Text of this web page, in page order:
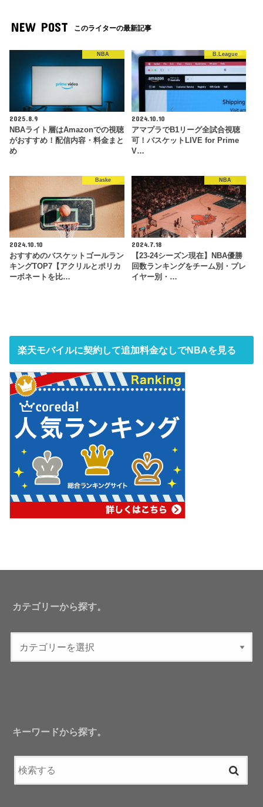
NEW POST このライターの最新記事
NBA
2025.8.9
NBAライト層はAmazonでの視聴
がおすすめ！配信内容・料金まと
め
B.League
2024.10.10
アマプラでB1リーグ全試合視聴
可！バスケットLIVE for Prime
V…
Baske
2024.10.10
おすすめのバスケットゴールラン
キングTOP7【アクリルとポリカ
ーボネートを比…
NBA
2024.7.18
【23-24シーズン現在】NBA優勝
回数ランキングをチーム別・プレ
イヤー別・…
楽天モバイルに契約して追加料金なしでNBAを見る
カテゴリーから探す。
キーワードから探す。